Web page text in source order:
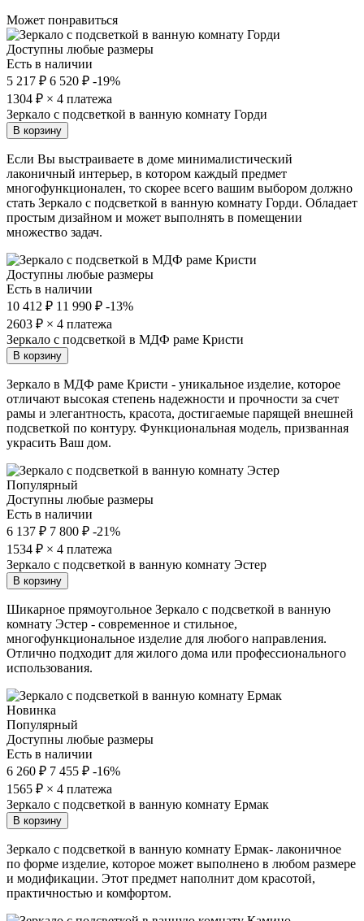
Может понравиться
Доступны любые размеры
Есть в наличии
5 217 ₽ 6 520 ₽ -19%
1304 ₽ × 4 платежа
Зеркало с подсветкой в ванную комнату Горди
В корзину
Если Вы выстраиваете в доме минималистический
лаконичный интерьер, в котором каждый предмет
многофункционален, то скорее всего вашим выбором должно
стать Зеркало с подсветкой в ванную комнату Горди. Обладает
простым дизайном и может выполнять в помещении
множество задач.
Доступны любые размеры
Есть в наличии
10 412 ₽ 11 990 ₽ -13%
2603 ₽ × 4 платежа
Зеркало с подсветкой в МДФ раме Кристи
В корзину
Зеркало в МДФ раме Кристи - уникальное изделие, которое
отличают высокая степень надежности и прочности за счет
рамы и элегантность, красота, достигаемые парящей внешней
подсветкой по контуру. Функциональная модель, призванная
украсить Ваш дом.
Популярный
Доступны любые размеры
Есть в наличии
6 137 ₽ 7 800 ₽ -21%
1534 ₽ × 4 платежа
Зеркало с подсветкой в ванную комнату Эстер
В корзину
Шикарное прямоугольное Зеркало с подсветкой в ванную
комнату Эстер - современное и стильное,
многофункциональное изделие для любого направления.
Отлично подходит для жилого дома или профессионального
использования.
Новинка
Популярный
Доступны любые размеры
Есть в наличии
6 260 ₽ 7 455 ₽ -16%
1565 ₽ × 4 платежа
Зеркало с подсветкой в ванную комнату Ермак
В корзину
Зеркало с подсветкой в ванную комнату Ермак- лаконичное
по форме изделие, которое может выполнено в любом размере
и модификации. Этот предмет наполнит дом красотой,
практичностью и комфортом.